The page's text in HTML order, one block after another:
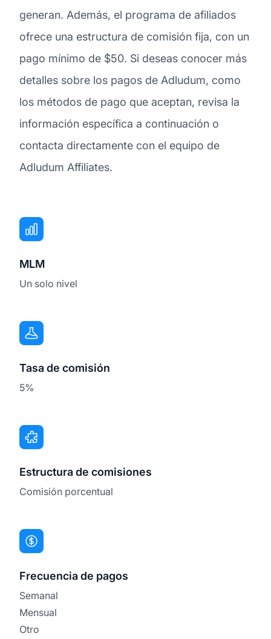
generan. Además, el programa de afiliados
ofrece una estructura de comisión fija, con un
pago mínimo de $50. Si deseas conocer más
detalles sobre los pagos de Adludum, como
los métodos de pago que aceptan, revisa la
información específica a continuación o
contacta directamente con el equipo de
Adludum Affiliates.
MLM
Un solo nivel
Tasa de comisión
5%
Estructura de comisiones
Comisión porcentual
Frecuencia de pagos
Semanal
Mensual
Otro